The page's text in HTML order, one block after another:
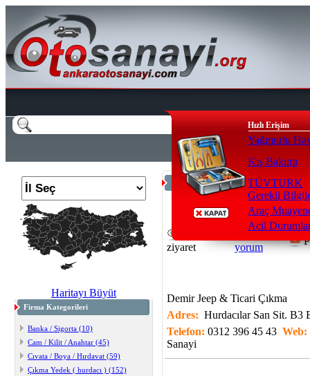
Haritayı Büyüt
Firma Kategorileri
Banka / Sigorta (10)
Cam / Kilit / Anahtar (45)
Cıvata / Boya / Hırdavat (59)
Çıkma Yedek ( hurdacı ) (152)
Hızlı Erişim
Yağmurlu
Kış Bakımı
TÜVTURK
Gerekli
Araç
Acil
Anasayfa>Çıkma Yedek ( hurdacı )
ziyaret
1
yorum
Demir Jeep & Ticari Çıkma
Adres: Hurdacılar San Sit.
Telefon: 0312 396 45 43 Web:
Sanayi